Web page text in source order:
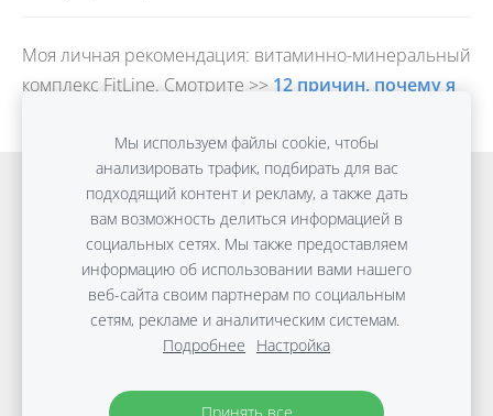
Моя личная рекомендация: витаминно-минеральный
комплекс FitLine. Смотрите >> 12 причин, почему я
Онлайн обучение
Detox Anti-Age
ПЛОСКИЙ ЖИВОТ без диет
Консультации
Путешествия
Файлы cookie
Copyright © Виктории Дараковой | 2010-2026 |
Материалы защищены авторским правом.
защиты данных
Мы используем файлы cookie, чтобы
анализировать трафик, подбирать для вас
подходящий контент и рекламу, а также дать
вам возможность делиться информацией в
социальных сетях. Мы также предоставляем
информацию об использовании вами нашего
веб-сайта своим партнерам по социальным
сетям, рекламе и аналитическим системам.
Подробнее
Настройка